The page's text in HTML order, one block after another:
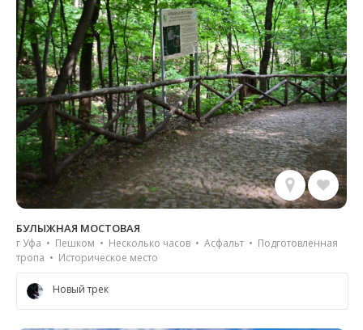
БУЛЫЖНАЯ МОСТОВАЯ
г Уфа • Пешком • Несколько часов • Асфальт • Подготовленная
тропа • Историческое место
Новый трек